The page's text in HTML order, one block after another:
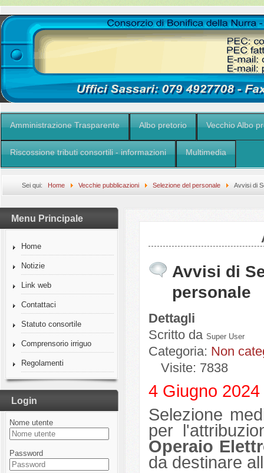
Amministrazione Trasparente Albo pretorio Vecchio Albo
Riscossione tributi consortili - informazioni Multimedia
Sei qui: Home Vecchie pubblicazioni Selezione del personale Avvisi di
Menu Principale
Home
Notizie
Link web
Contattaci
Statuto consortile
Comprensorio irriguo
Regolamenti
Login
Nome utente
Password
Avvisi di
personale
Dettagli
Scritto da Super User
Categoria: Non
Visite: 7838
4 Giugno
Selezione
per
Operaio
da destinare